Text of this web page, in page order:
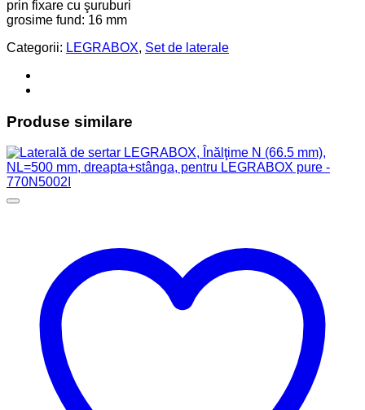
prin fixare cu şuruburi
grosime fund: 16 mm
Categorii: LEGRABOX, Set de laterale
Produse similare